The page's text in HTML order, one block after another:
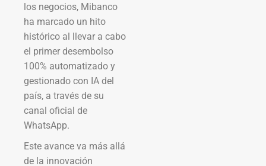
los negocios, Mibanco
ha marcado un hito
histórico al llevar a cabo
el primer desembolso
100% automatizado y
gestionado con IA del
país, a través de su
canal oficial de
WhatsApp.
Este avance va más allá
de la innovación